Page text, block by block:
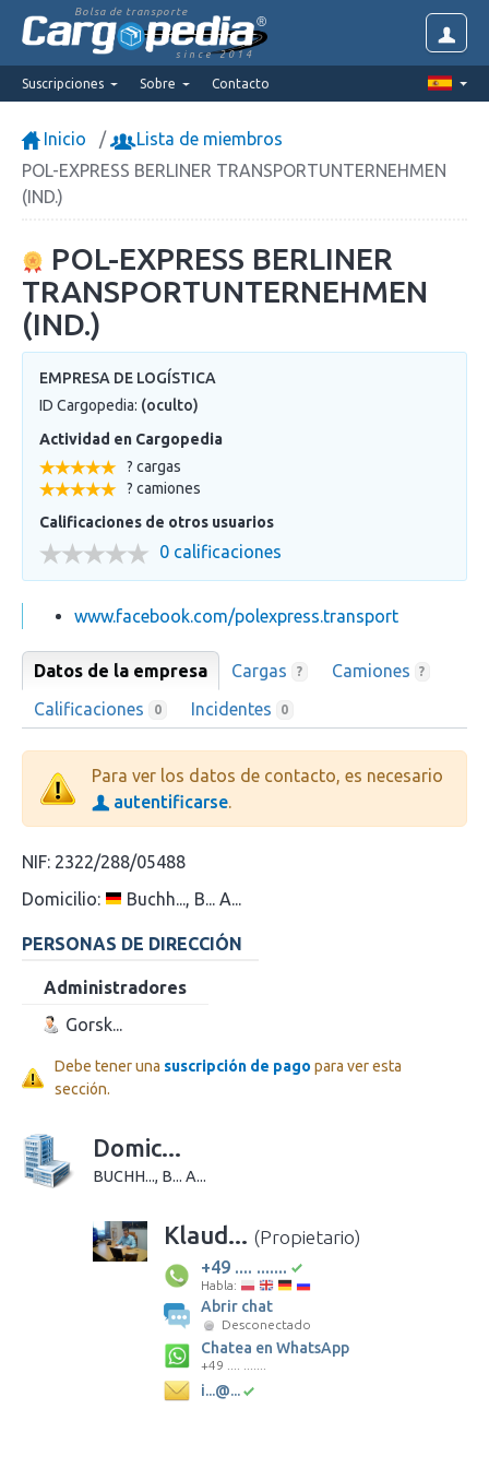
Bolsa de transporte
since 2014
Suscripciones Sobre Contacto
Inicio
Lista de miembros
POL-EXPRESS BERLINER TRANSPORTUNTERNEHMEN
(IND.)
POL-EXPRESS BERLINER
TRANSPORTUNTERNEHMEN
(IND.)
EMPRESA DE LOGÍSTICA
ID Cargopedia: (oculto)
Actividad en Cargopedia
? cargas
? camiones
Calificaciones de otros usuarios
0 calificaciones
www.facebook.com/polexpress.transport
Datos de la empresa Cargas ? Camiones ?
Calificaciones 0 Incidentes 0
Para ver los datos de contacto, es necesario
autentificarse
NIF: 2322/288/05488
Domicilio:
Buchh..., B... A...
PERSONAS DE DIRECCIÓN
Administradores
Gorsk...
Debe tener una suscripción de pago para ver esta
sección.
Domic...
BUCHH..., B... A...
Klaud... (Propietario)
+49 .... .......
Habla:
Abrir chat
Desconectado
Chatea en WhatsApp
+49 .... .......
i...@...